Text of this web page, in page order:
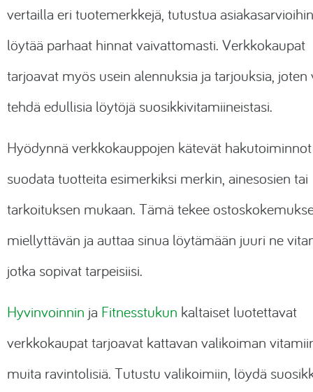
vertailla eri tuotemerkkejä, tutustua
löytää parhaat hinnat vaivattomasti. Verkkokaupat
tarjoavat myös usein alennuksia ja tarjouksia, joten
tehdä edullisia löytöjä suosikkivitamiineistasi.
Hyödynnä verkkokauppojen kätevät
suodata tuotteita esimerkiksi merkin, ainesosien tai
tarkoituksen mukaan. Tämä tekee
miellyttävän ja auttaa sinua löytämään juuri ne
jotka sopivat tarpeisiisi.
Hyvinvoinnin ja Fitnesstukun kaltaiset luotettavat
verkkokaupat tarjoavat kattavan valikoiman
muita ravintolisiä. Tutustu valikoimiin, löydä